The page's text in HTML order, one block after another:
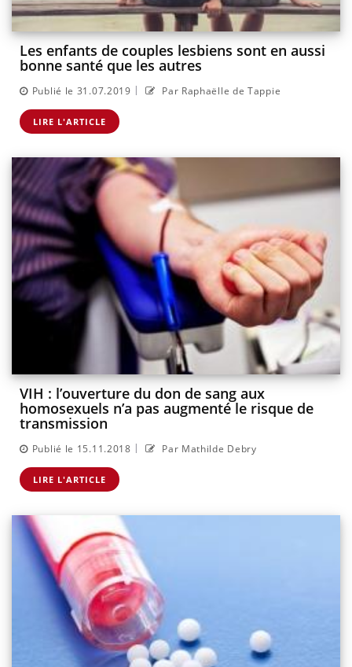
Les enfants de couples lesbiens sont en aussi
bonne santé que les autres
Publié le 31.07.2019 | Par Raphaëlle de Tappie
LIRE L'ARTICLE
VIH : l’ouverture du don de sang aux
homosexuels n’a pas augmenté le risque de
transmission
Publié le 15.11.2018 | Par Mathilde Debry
LIRE L'ARTICLE